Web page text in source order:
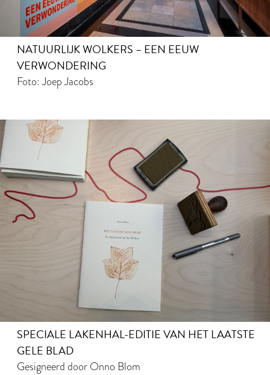
NATUURLIJK WOLKERS – EEN EEUW
VERWONDERING
Foto: Joep Jacobs
SPECIALE LAKENHAL-EDITIE VAN HET LAATSTE
GELE BLAD
Gesigneerd door Onno Blom